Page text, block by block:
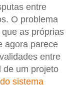
entre
O problema
as próprias
agora parece
entre
de um projeto
sistema